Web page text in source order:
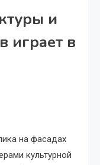
и
играет в
на фасадах
культурной